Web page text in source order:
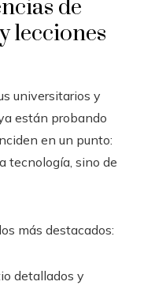
de
lecciones
universitarios y
están probando
en un punto:
tecnología, sino de
más destacados:
detallados y